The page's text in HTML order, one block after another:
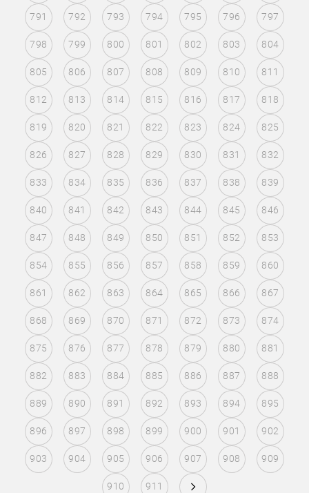
791 792 793 794 795 796 797
798 799 800 801 802 803 804
805 806 807 808 809 810 811
812 813 814 815 816 817 818
819 820 821 822 823 824 825
826 827 828 829 830 831 832
833 834 835 836 837 838 839
840 841 842 843 844 845 846
847 848 849 850 851 852 853
854 855 856 857 858 859 860
861 862 863 864 865 866 867
868 869 870 871 872 873 874
875 876 877 878 879 880 881
882 883 884 885 886 887 888
889 890 891 892 893 894 895
896 897 898 899 900 901 902
903 904 905 906 907 908 909
910 911